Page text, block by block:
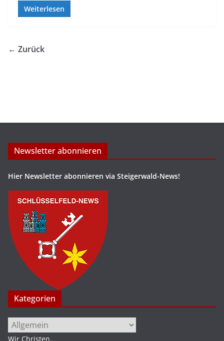
Weiterlesen
← Zurück
Newsletter abonnieren
Hier Newsletter abonnieren via Steigerwald-News!
Kategorien
Kategorien
Wir Christen .